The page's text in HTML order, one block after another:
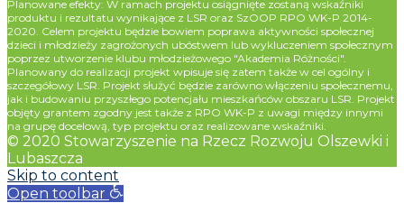
Planowane efekty: W ramach projektu osiągnięte zostaną wskaźniki
produktu i rezultatu wynikające z LSR oraz SzOOP RPO WK-P 2014-
2020. Celem projektu będzie bowiem poprawa aktywności społecznej
dzieci i młodzieży zagrożonych ubóstwem lub wykluczeniem społecznym
poprzez utworzenie klubu młodzieżowego "Akademia Różności".
Planowany do realizacji projekt wpisuje się zatem także w cel ogólny i
szczegółowy LSR. Projekt służyć będzie zarówno włączeniu społecznemu,
jak i budowaniu przyszłego potencjału mieszkańców obszaru LSR. Projekt
objęty grantem zgodny jest także z RPO WK-P z uwagi między innymi
na grupę docelową, typ projektu oraz realizowane wskaźniki.
© 2020 Stowarzyszenie na Rzecz Rozwoju Olszewki i
Lubaszcza
Skip to content
Open toolbar